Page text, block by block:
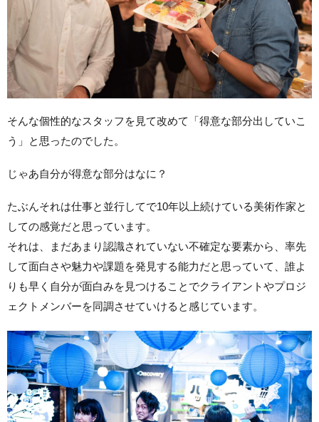
そんな個性的なスタッフを見て改めて「得意な部分出していこ
う」と思ったのでした。
じゃあ自分が得意な部分はなに？
たぶんそれは仕事と並行してで10年以上続けている美術作家と
しての感覚だと思っています。
それは、まだあまり認識されていない不確定な要素から、率先
して面白さや魅力や課題を発見する能力だと思っていて、誰よ
りも早く自分が面白みを見つけることでクライアントやプロジ
ェクトメンバーを同調させていけると感じています。